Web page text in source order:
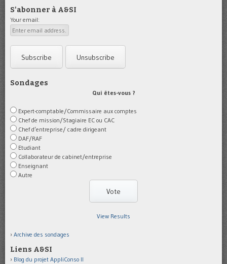
S'abonner à A&SI
Your email:
Sondages
Qui êtes-vous ?
Expert-comptable/Commissaire aux comptes
Chef de mission/Stagiaire EC ou CAC
Chef d’entreprise/ cadre dirigeant
DAF/RAF
Etudiant
Collaborateur de cabinet/entreprise
Enseignant
Autre
View Results
Archive des sondages
Liens A&SI
Blog du projet AppliConso II